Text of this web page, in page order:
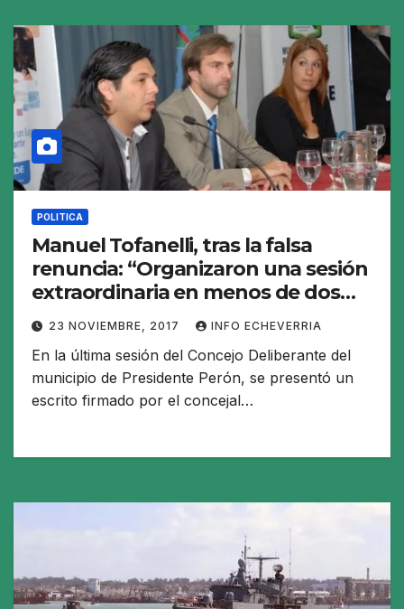
POLITICA
Manuel Tofanelli, tras la falsa
renuncia: “Organizaron una sesión
extraordinaria en menos de dos
horas”
23 NOVIEMBRE, 2017 INFO ECHEVERRIA
En la última sesión del Concejo Deliberante del
municipio de Presidente Perón, se presentó un
escrito firmado por el concejal…